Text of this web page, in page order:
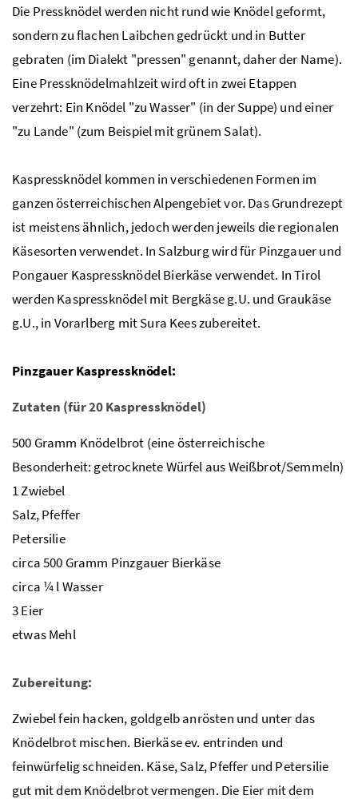
Die Pressknödel werden nicht rund wie Knödel geformt,
sondern zu flachen Laibchen gedrückt und in Butter
gebraten (im Dialekt "pressen" genannt, daher der Name).
Eine Pressknödelmahlzeit wird oft in zwei Etappen
verzehrt: Ein Knödel "zu Wasser" (in der Suppe) und einer
"zu Lande" (zum Beispiel mit grünem Salat).
Kaspressknödel kommen in verschiedenen Formen im
ganzen österreichischen Alpengebiet vor. Das Grundrezept
ist meistens ähnlich, jedoch werden jeweils die regionalen
Käsesorten verwendet. In Salzburg wird für Pinzgauer und
Pongauer Kaspressknödel Bierkäse verwendet. In Tirol
werden Kaspressknödel mit Bergkäseg.U. und Graukäse
g.U., in Vorarlberg mit Sura Kees zubereitet.
Pinzgauer Kaspressknödel:
Zutaten (für 20 Kaspressknödel)
500 Gramm Knödelbrot (eine österreichische
Besonderheit: getrocknete Würfel aus Weißbrot/Semmeln)
1 Zwiebel
Salz, Pfeffer
Petersilie
circa 500 Gramm Pinzgauer Bierkäse
circa ¼ l Wasser
3 Eier
etwas Mehl
Zubereitung:
Zwiebel fein hacken, goldgelb anrösten und unter das
Knödelbrot mischen. Bierkäse ev. entrinden und
feinwürfelig schneiden. Käse, Salz, Pfeffer und Petersilie
gut mit dem Knödelbrot vermengen. Die Eier mit dem